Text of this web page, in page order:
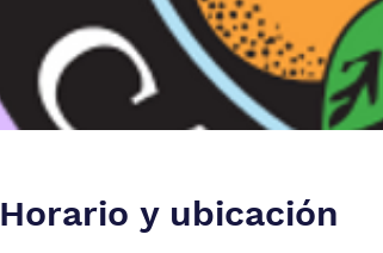
Horario y ubicación